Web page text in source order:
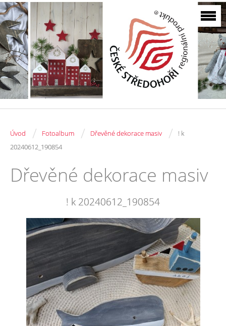
Úvod / Fotoalbum / Dřevěné dekorace masiv /
! k
20240612_190854
Dřevěné dekorace masiv
! k 20240612_190854